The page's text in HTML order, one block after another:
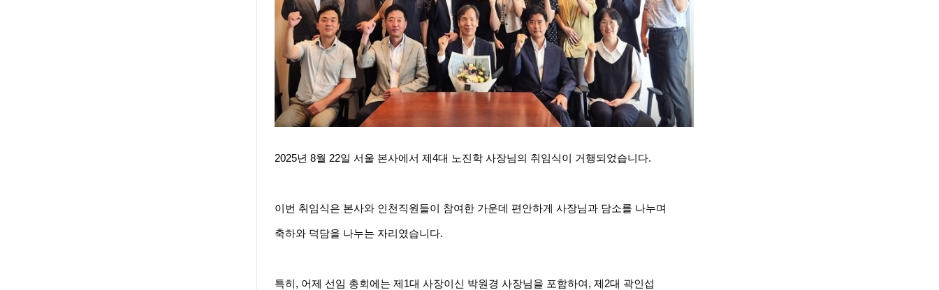
2025년 8월 22일 서울 본사에서 제4대 노진학 사장님의 취임식이 거행되었습니다.
이번 취임식은 본사와 인천직원들이 참여한 가운데 편안하게 사장님과 담소를 나누며
축하와 덕담을 나누는 자리였습니다.
특히, 어제 선임 총회에는 제1대 사장이신 박원경 사장님을 포함하여, 제2대 곽인섭